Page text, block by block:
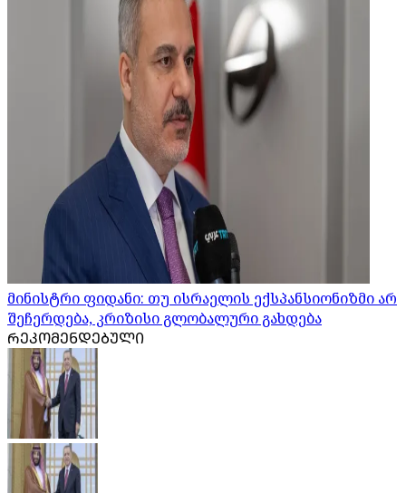
მინისტრი ფიდანი: თუ ისრაელის ექსპანსიონიზმი არ
შეჩერდება, კრიზისი გლობალური გახდება
ᲠᲔᲙᲝᲛᲔᲜᲓᲔᲑᲣᲚᲘ